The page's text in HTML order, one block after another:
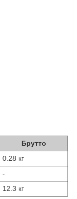
Брутто
0.28 кг
-
12.3 кг